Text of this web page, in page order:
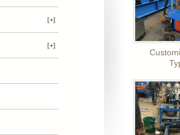
[+]
[+]